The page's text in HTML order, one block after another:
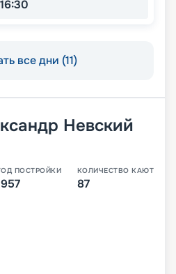
16:30
все дни (11)
Невский
ПОСТРОЙКИ КОЛИЧЕСТВО КАЮТ
87